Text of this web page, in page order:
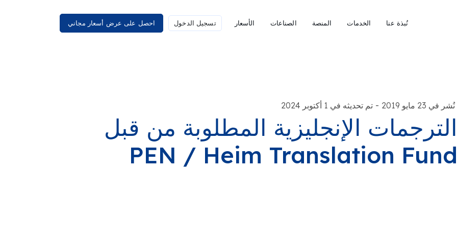
نُبذة عنا الخدمات المنصة الصناعات الأسعار تسجيل الدخول احصل على عرض أسعار مجاني
نُشر في 23 مايو 2019 - تم تحديثه في 1 أكتوبر 2024
الترجمات الإنجليزية المطلوبة من قبل
PEN / Heim Translation Fund